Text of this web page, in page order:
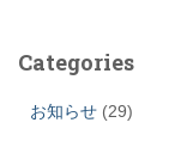
Categories
お知らせ (29)